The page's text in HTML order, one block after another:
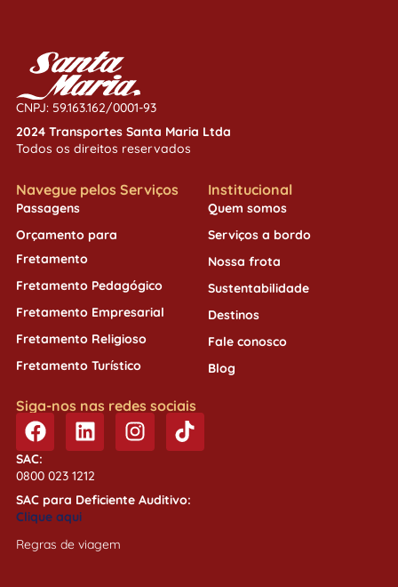
CNPJ: 59.163.162/0001-93
2024 Transportes Santa Maria Ltda
Todos os direitos reservados
Navegue pelos Serviços
Passagens
Orçamento para
Fretamento
Fretamento Pedagógico
Fretamento Empresarial
Fretamento Religioso
Fretamento Turístico
Institucional
Quem somos
Serviços a bordo
Nossa frota
Sustentabilidade
Destinos
Fale conosco
Blog
Siga-nos nas redes sociais
SAC:
0800 023 1212
SAC para Deficiente Auditivo:
Clique aqui
Regras de viagem